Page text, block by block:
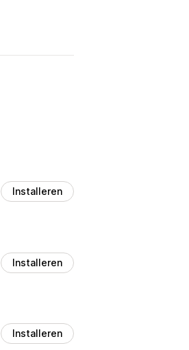
Installeren
Installeren
Installeren